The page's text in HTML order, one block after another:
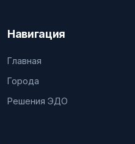
Навигация
Главная
Города
Решения ЭДО